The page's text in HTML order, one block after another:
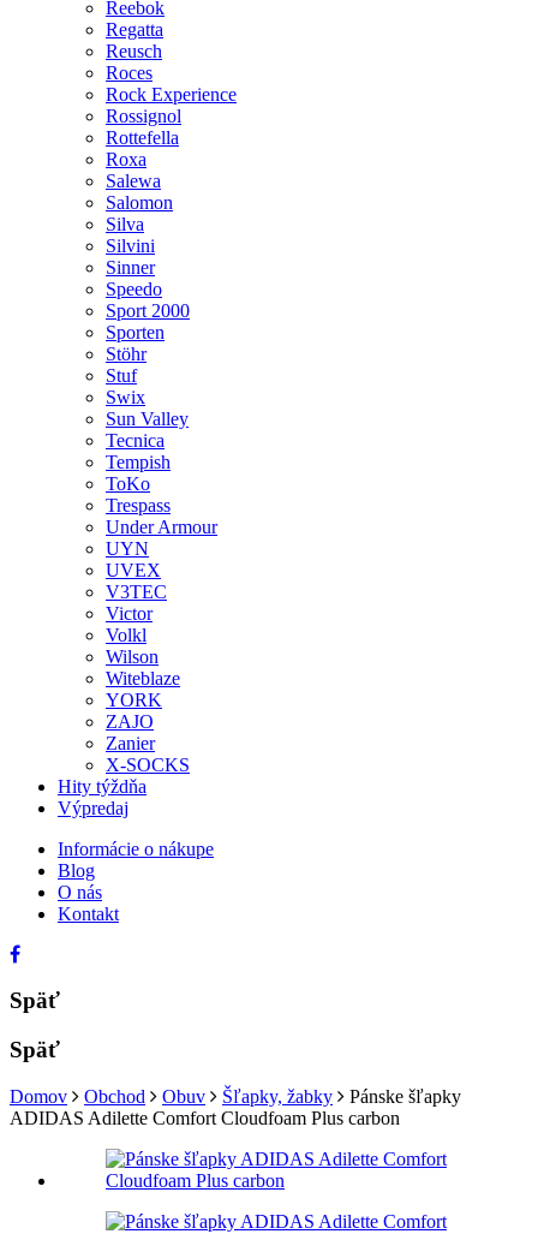
Reebok
Regatta
Reusch
Roces
Rock Experience
Rossignol
Rottefella
Roxa
Salewa
Salomon
Silva
Silvini
Sinner
Speedo
Sport 2000
Sporten
Stöhr
Stuf
Swix
Sun Valley
Tecnica
Tempish
ToKo
Trespass
Under Armour
UYN
UVEX
V3TEC
Victor
Volkl
Wilson
Witeblaze
YORK
ZAJO
Zanier
X-SOCKS
Hity týždňa
Výpredaj
Informácie o nákupe
Blog
O nás
Kontakt
Späť
Späť
Domov Obchod Obuv Šľapky, žabky
Pánske šľapky
ADIDAS Adilette Comfort Cloudfoam Plus carbon